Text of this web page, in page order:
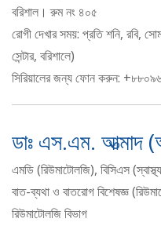
বরিশাল। রুম নং ৪০৫
রোগী দেখার সময়: প্রতি শনি, রবি,
সেন্টার, বরিশালে)
সিরিয়ালের জন্য ফোন করুন:
ডাঃ এস.এম. আত্মাদ
এমডি (রিউমাটোলজি), বিসিএস
বাত-ব্যথা ও বাতরোগ বিশেষজ্ঞ
রিউমাটোলজি বিভাগ